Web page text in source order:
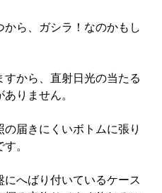
ら、ガシラ！なのかもし
すから、直射日光の当たる
りません。
届きにくいボトムに張り
。
へばり付いているケース